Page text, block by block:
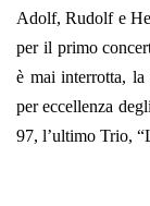
Adolf, Rudolf e
per il primo
è mai interrotta, la
per eccellenza
97, l’ultimo Trio,